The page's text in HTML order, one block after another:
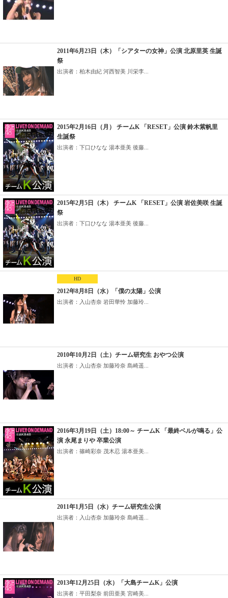
2011年6月23日（木）「シアターの女神」公演 北原里英 生誕
祭
出演者：柏木由紀 河西智美 川栄李...
2015年2月16日（月） チームK 「RESET」公演 鈴木紫帆里
生誕祭
出演者：下口ひなな 湯本亜美 後藤...
2015年2月5日（木） チームK 「RESET」公演 岩佐美咲 生誕
祭
出演者：下口ひなな 湯本亜美 後藤...
HD
2012年8月8日（水）「僕の太陽」公演
出演者：入山杏奈 岩田華怜 加藤玲...
2010年10月2日（土）チーム研究生 おやつ公演
出演者：入山杏奈 加藤玲奈 島崎遥...
2016年3月19日（土）18:00～ チームK 「最終ベルが鳴る」公
演 永尾まりや 卒業公演
出演者：篠崎彩奈 茂木忍 湯本亜美...
2011年1月5日（水）チーム研究生公演
出演者：入山杏奈 加藤玲奈 島崎遥...
2013年12月25日（水）「大島チームK」公演
出演者：平田梨奈 前田亜美 宮崎美...